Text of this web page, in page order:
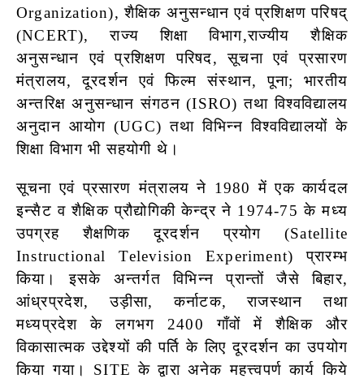
Organization), शैक्षिक अनुसन्धान एवं प्रशिक्षण परिषद्
(NCERT), राज्य शिक्षा विभाग,राज्यीय शैक्षिक
अनुसन्धान एवं प्रशिक्षण परिषद, सूचना एवं प्रसारण
मंत्रालय, दूरदर्शन एवं फिल्म संस्थान, पूना; भारतीय
अन्तरिक्ष अनुसन्धान संगठन (ISRO) तथा विश्वविद्यालय
अनुदान आयोग (UGC) तथा विभिन्न विश्वविद्यालयों के
शिक्षा विभाग भी सहयोगी थे।
सूचना एवं प्रसारण मंत्रालय ने 1980 में एक कार्यदल
इन्सैट व शैक्षिक प्रौद्योगिकी केन्द्र ने 1974-75 के मध्य
उपग्रह शैक्षणिक दूरदर्शन प्रयोग (Satellite
Instructional Television Experiment) प्रारम्भ
किया। इसके अन्तर्गत विभिन्न प्रान्तों जैसे बिहार,
आंध्रप्रदेश, उड़ीसा, कर्नाटक, राजस्थान तथा
मध्यप्रदेश के लगभग 2400 गाँवों में शैक्षिक और
विकासात्मक उद्देश्यों की पर्ति के लिए दूरदर्शन का उपयोग
किया गया। SITE के द्वारा अनेक महत्त्वपर्ण कार्य किये